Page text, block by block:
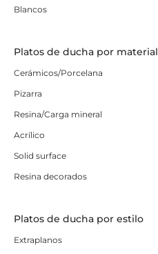
Blancos
Platos de ducha por material
Cerámicos/Porcelana
Pizarra
Resina/Carga mineral
Acrílico
Solid surface
Resina decorados
Platos de ducha por estilo
Extraplanos